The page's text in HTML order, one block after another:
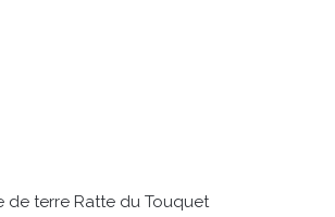
de terre Ratte du Touquet